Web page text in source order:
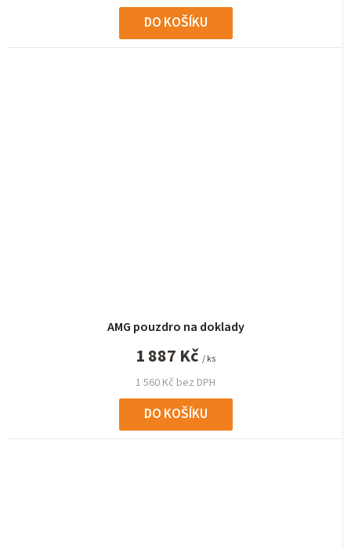
DO KOŠÍKU
AMG pouzdro na doklady
1 560 Kč bez DPH
1 887 Kč / ks
DO KOŠÍKU